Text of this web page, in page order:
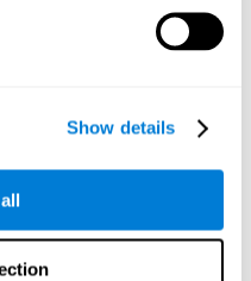
Show details
eu não treino
recursos, por isso
normalmente, o
esse padrão de ativação
Isso nos torna menos
tornando-nos menos
a dia.